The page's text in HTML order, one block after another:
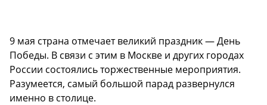
9 мая страна отмечает великий праздник — День
Победы. В связи с этим в Москве и других городах
России состоялись торжественные мероприятия.
Разумеется, самый большой парад развернулся
именно в столице.